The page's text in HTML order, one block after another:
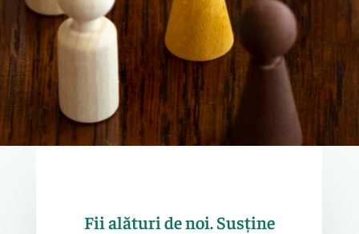
Fii alături de noi. Susține